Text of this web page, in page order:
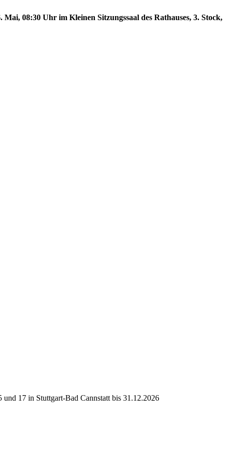
08:30 Uhr im Kleinen Sitzungssaal des Rathauses, 3. Stock,
17 in Stuttgart-Bad Cannstatt bis 31.12.2026